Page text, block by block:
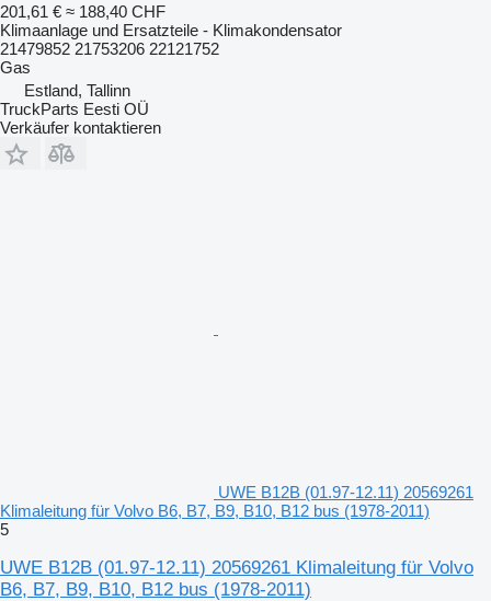
201,61 € ≈ 188,40 CHF
Klimaanlage und Ersatzteile - Klimakondensator
21479852 21753206 22121752
Gas
Estland, Tallinn
TruckParts Eesti OÜ
Verkäufer kontaktieren
UWE B12B (01.97-12.11) 20569261
Klimaleitung für Volvo B6, B7, B9, B10, B12 bus (1978-2011)
5
UWE B12B (01.97-12.11) 20569261 Klimaleitung für Volvo
B6, B7, B9, B10, B12 bus (1978-2011)